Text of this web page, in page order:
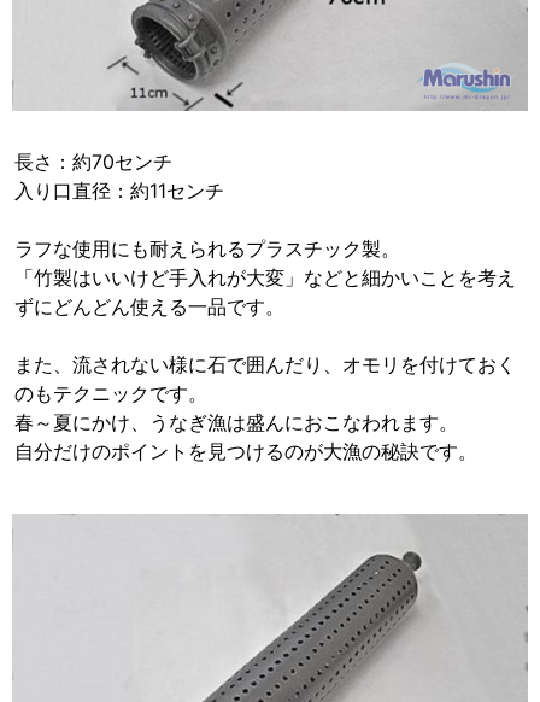
長さ：約70センチ
入り口直径：約11センチ
ラフな使用にも耐えられるプラスチック製。
「竹製はいいけど手入れが大変」などと細かいことを考え
ずにどんどん使える一品です。
また、流されない様に石で囲んだり、オモリを付けておく
のもテクニックです。
春～夏にかけ、うなぎ漁は盛んにおこなわれます。
自分だけのポイントを見つけるのが大漁の秘訣です。